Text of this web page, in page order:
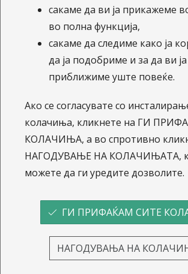
15.3.2018
Сава Ре дд
нов сопственик
Нов пензиски
Скопје
Почитувани,
13.03.2018 година заврши процесот
сопственоста на акциите на
друштво за управување со
доброволни пензиски фондови НЛБ
сакаме да ви ја прикажеме
во полна функција,
сакаме да следиме како ја
да ја подобриме и за да ви ја
приближиме уште повеќе.
Ако се согласувате со
колачиња, кликнете на ГИ
КОЛАЧИЊА, а во спротивно
НАГОДУВАЊЕ НА КОЛАЧИЊАТА,
можете да ги уредите дозволите.
ГИ ПРИФАЌАМ СИТЕ
НАГОДУВАЊА НА